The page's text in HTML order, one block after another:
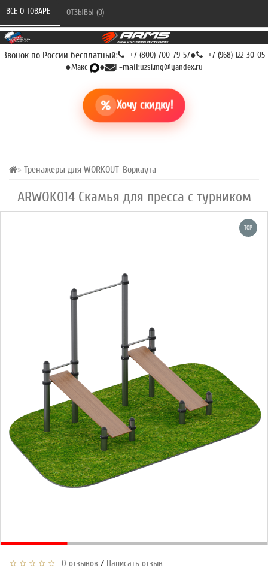
Звонок по России бесплатный: +7 (800) 700-79-57● +7 (968) 122-30-05
●Макс ● E-mail:uzsi.mg@yandex.ru
Хочу скидку!
Тренажеры для WORKOUT-Воркаута
ARWOK014 Скамья для пресса с турником
ВСЕ О ТОВАРЕ ОТЗЫВЫ (0)
TOP
0 отзывов / Написать отзыв